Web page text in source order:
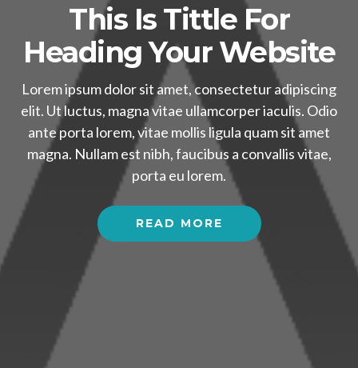
This Is Tittle For
Heading Your Website
Lorem ipsum dolor sit amet, consectetur adipiscing
elit. Ut luctus, magna vitae ullamcorper iaculis. Odio
ante porta lorem, vitae mollis ligula quam sit amet
magna. Nullam est nibh, faucibus a convallis vitae,
porta eu lorem.
READ MORE